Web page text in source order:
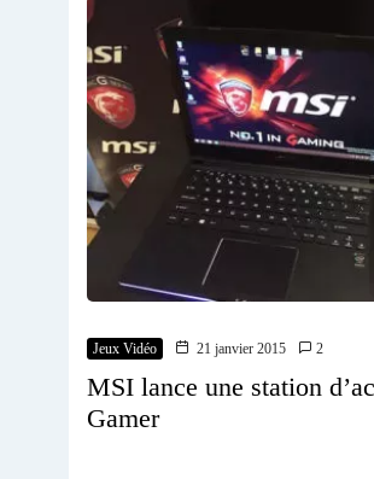
Jeux Vidéo 21 janvier 2015 2
MSI lance une station
Gamer